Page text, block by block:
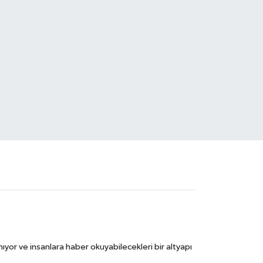
ve insanlara haber okuyabilecekleri bir altyapı